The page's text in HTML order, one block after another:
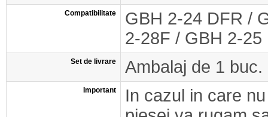
Compatibilitate
GBH 2-24 DFR /
2-28F / GBH 2-
Set de livrare Ambalaj de 1 buc.
Important
In cazul in care